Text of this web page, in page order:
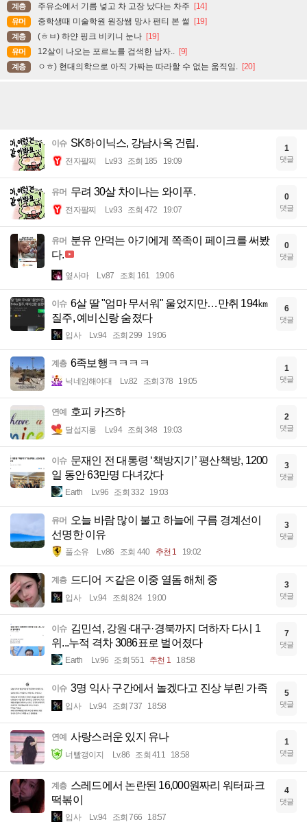
계층 주유소에서 기름 넣고 차 고장 났다는 차주 [14]
유머 중학생때 미술학원 원장쌤 망사 팬티 본 썰 [19]
계층 (ㅎㅂ) 하얀 핑크 비키니 눈나 [19]
유머 12살이 나오는 포르노를 검색한 남자.. [9]
계층 ㅇㅎ) 현대의학으로 아직 가짜는 따라할 수 없는 움직임. [20]
이슈 SK하이닉스, 강남사옥 건립.
전자팔찌 Lv.93 조회 185 19:09
1
댓글
유머 무려 30살 차이나는 와이푸.
전자팔찌 Lv.93 조회 472 19:07
0
댓글
유머 분유 안먹는 아기에게 쪽족이 페이크를 써봤
다.
옆사마 Lv.87 조회 161 19:06
0
댓글
이슈 6살 딸 "엄마 무서워" 울었지만…만취 194㎞
질주, 예비신랑 숨졌다
입사 Lv.94 조회 299 19:06
6
댓글
계층 6족보행ㅋㅋㅋㅋ
닉네임해야대 Lv.82 조회 378 19:05
1
댓글
연예 호피 카즈하
달섭지롱 Lv.94 조회 348 19:03
2
댓글
이슈 문재인 전 대통령 ‘책방지기’ 평산책방, 1200
일 동안 63만명 다녀갔다
Earth Lv.96 조회 332 19:03
3
댓글
유머 오늘 바람 많이 불고 하늘에 구름 경계선이
선명한 이유
풀소유 Lv.86 조회 440 추천 1 19:02
3
댓글
계층 드디어 ㅈ같은 이중 열돔 해체 중
입사 Lv.94 조회 824 19:00
3
댓글
이슈 김민석, 강원·대구·경북까지 더하자 다시 1
위...누적 격차 3086표로 벌어졌다
Earth Lv.96 조회 551 추천 1 18:58
7
댓글
이슈 3명 익사 구간에서 놀겠다고 진상 부린 가족
입사 Lv.94 조회 737 18:58
5
댓글
연예 사랑스러운 있지 유나
너빨갱이지 Lv.86 조회 411 18:58
1
댓글
계층 스레드에서 논란된 16,000원짜리 워터파크
떡볶이
입사 Lv.94 조회 766 18:57
4
댓글